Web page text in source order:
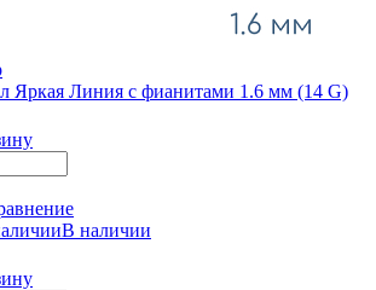
Яркая Линия с фианитами 1.6 мм (14 G)
В наличии